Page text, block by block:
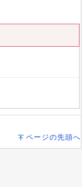
ページの先頭へ